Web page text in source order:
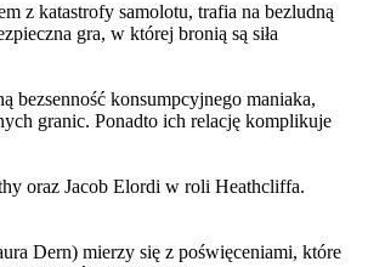
z katastrofy samolotu, trafia na bezludną
gra, w której bronią są siła
bezsenność konsumpcyjnego maniaka,
granic. Ponadto ich relację komplikuje
oraz Jacob Elordi w roli Heathcliffa.
Dern) mierzy się z poświęceniami, które